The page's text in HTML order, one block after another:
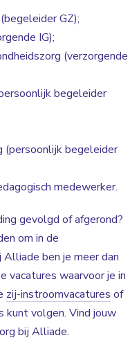
GZ);
IG);
(verzorgende
begeleider
(persoonlijk begeleider
medewerker.
gevolgd of afgerond?
om in de
ben je meer dan
vacatures waarvoor je in
zij-instroomvacatures of
kunt volgen. Vind jouw
bij Alliade.